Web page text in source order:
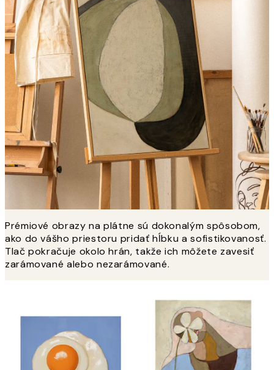
Prémiové obrazy na plátne sú dokonalým spôsobom,
ako do vášho priestoru pridať hĺbku a sofistikovanosť.
Tlač pokračuje okolo hrán, takže ich môžete zavesiť
zarámované alebo nezarámované.